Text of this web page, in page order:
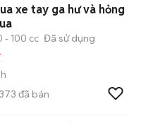
xe tay ga hư và hỏng
- 100 cc Đã sử dụng
373 đã bán